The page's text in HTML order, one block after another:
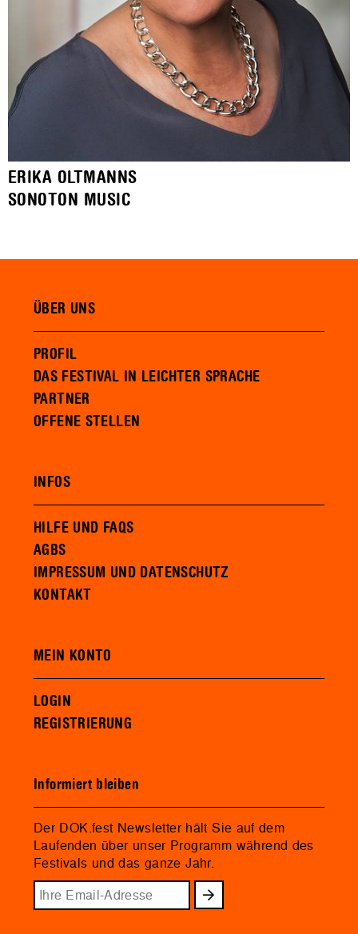
ERIKA OLTMANNS
SONOTON MUSIC
ÜBER UNS
PROFIL
DAS FESTIVAL IN LEICHTER SPRACHE
PARTNER
OFFENE STELLEN
INFOS
HILFE UND FAQS
AGBS
IMPRESSUM UND DATENSCHUTZ
KONTAKT
MEIN KONTO
LOGIN
REGISTRIERUNG
Informiert bleiben
Der DOK.fest Newsletter hält Sie auf dem
Laufenden über unser Programm während des
Festivals und das ganze Jahr.